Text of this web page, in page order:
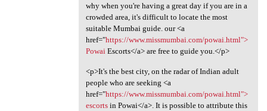
why when you're having a great day if you are in a
crowded area, it's difficult to locate the most
suitable Mumbai guide. our <a
href="https://www.missmumbai.com/powai.html">
Powai Escorts</a> are free to guide you.</p>
<p>It's the best city, on the radar of Indian adult
people who are seeking <a
href="https://www.missmumbai.com/powai.html">
escortsin Powai</a>. It is possible to attribute this